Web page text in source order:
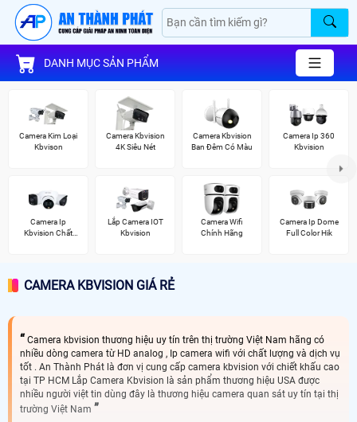
DANH MỤC SẢN PHẨM
Camera Kim Loại
Kbvison
Camera Kbvision
4K Siêu Nét
Camera Kbvision
Ban Đêm Có Màu
Camera Ip 360
Kbvision
Camera Ip
Kbvision Chất
Lắp Camera IOT
Kbvision
Camera Wifi
Chính Hãng
Camera Ip Dome
Full Color Hik
CAMERA KBVISION GIÁ RẺ
Camera kbvision thương hiệu uy tín trên thị trường Việt Nam hãng có
nhiều dòng camera từ HD analog , Ip camera wifi với chất lượng và dịch vụ
tốt . An Thành Phát là đơn vị cung cấp camera kbvision với chiết khấu cao
tại TP HCM Lắp Camera Kbvision là sản phẩm thương hiệu USA được
nhiều người việt tin dùng đây là thương hiệu camera quan sát uy tín tại thị
trường Việt Nam